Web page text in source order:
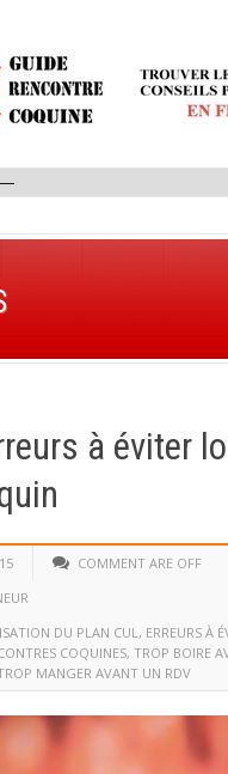
à éviter
COMMENT ARE OFF
DU PLAN CUL, ERREURS À
COQUINES, TROP BOIRE
MANGER AVANT UN RDV